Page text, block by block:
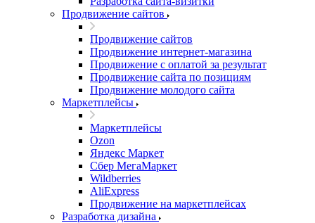
Продвижение сайтов
Продвижение сайтов
Продвижение интернет-магазина
Продвижение с оплатой за результат
Продвижение сайта по позициям
Продвижение молодого сайта
Маркетплейсы
Маркетплейсы
Ozon
Яндекс Маркет
Сбер МегаМаркет
Wildberries
AliExpress
Продвижение на маркетплейсах
Разработка дизайна